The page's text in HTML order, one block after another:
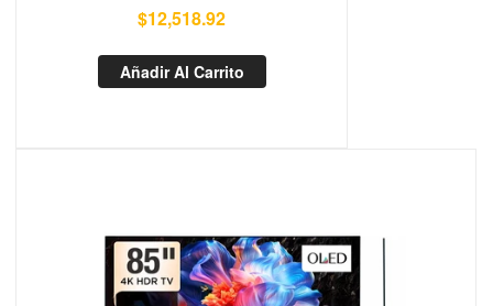
$12,518.92
Añadir Al Carrito